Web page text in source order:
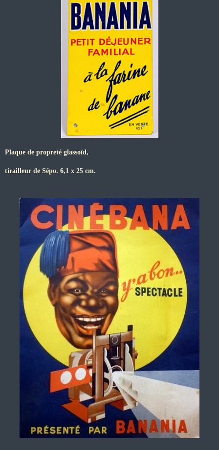
Plaque de propreté glassoïd,
tirailleur de Sépo. 6,1 x 25 cm.